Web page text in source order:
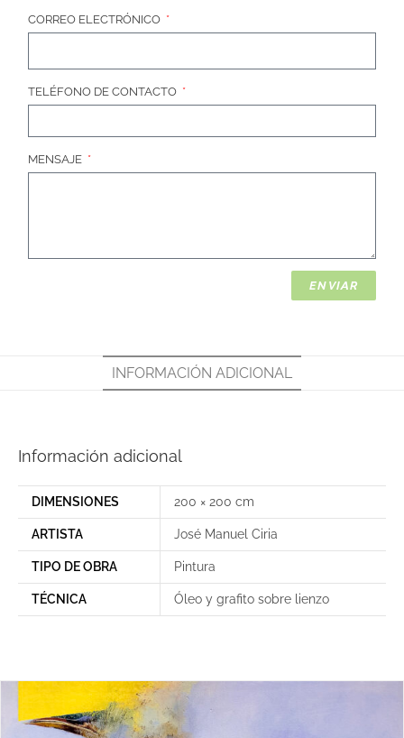
CORREO ELECTRÓNICO
TELÉFONO DE CONTACTO
MENSAJE
ENVIAR
INFORMACIÓN ADICIONAL
Información adicional
DIMENSIONES 200 × 200 cm
ARTISTA José Manuel Ciria
TIPO DE OBRA Pintura
TÉCNICA Óleo y grafito sobre lienzo